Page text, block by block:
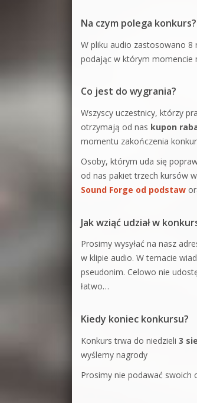
Na czym polega konkurs?
W pliku audio zastosowano
podając w którym momencie
Co jest do wygrania?
Wszyscy uczestnicy, którzy
otrzymają od nas kupon
momentu zakończenia
Osoby, którym uda się
od nas pakiet trzech kursów
Sound Forge od podstaw
Jak wziąć udział w
Prosimy wysyłać na nasz
w klipie audio. W temacie
pseudonim. Celowo nie
łatwo…
Kiedy koniec konkursu?
Konkurs trwa do niedzieli 3
wyślemy nagrody
Prosimy nie podawać swoich